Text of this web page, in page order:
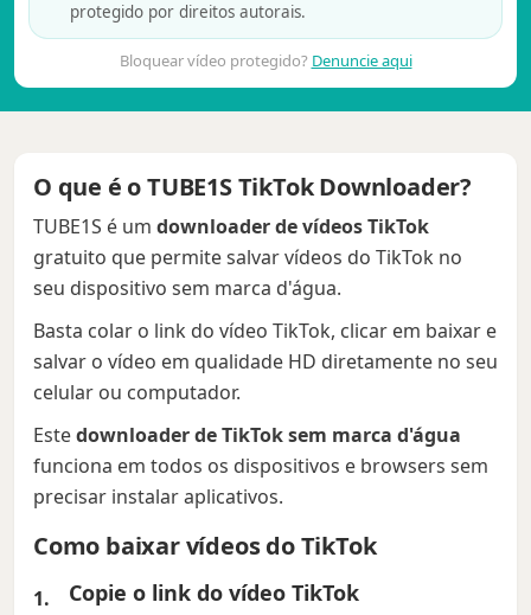
protegido por direitos autorais.
Bloquear vídeo protegido? Denuncie aqui
O que é o TUBE1S TikTok Downloader?
TUBE1S é um downloader de vídeos TikTok
gratuito que permite salvar vídeos do TikTok no
seu dispositivo sem marca d'água.
Basta colar o link do vídeo TikTok, clicar em baixar e
salvar o vídeo em qualidade HD diretamente no seu
celular ou computador.
Estedownloader de TikTok sem marca d'água
funciona em todos os dispositivos e browsers sem
precisar instalar aplicativos.
Como baixar vídeos do TikTok
Copie o link do vídeo TikTok